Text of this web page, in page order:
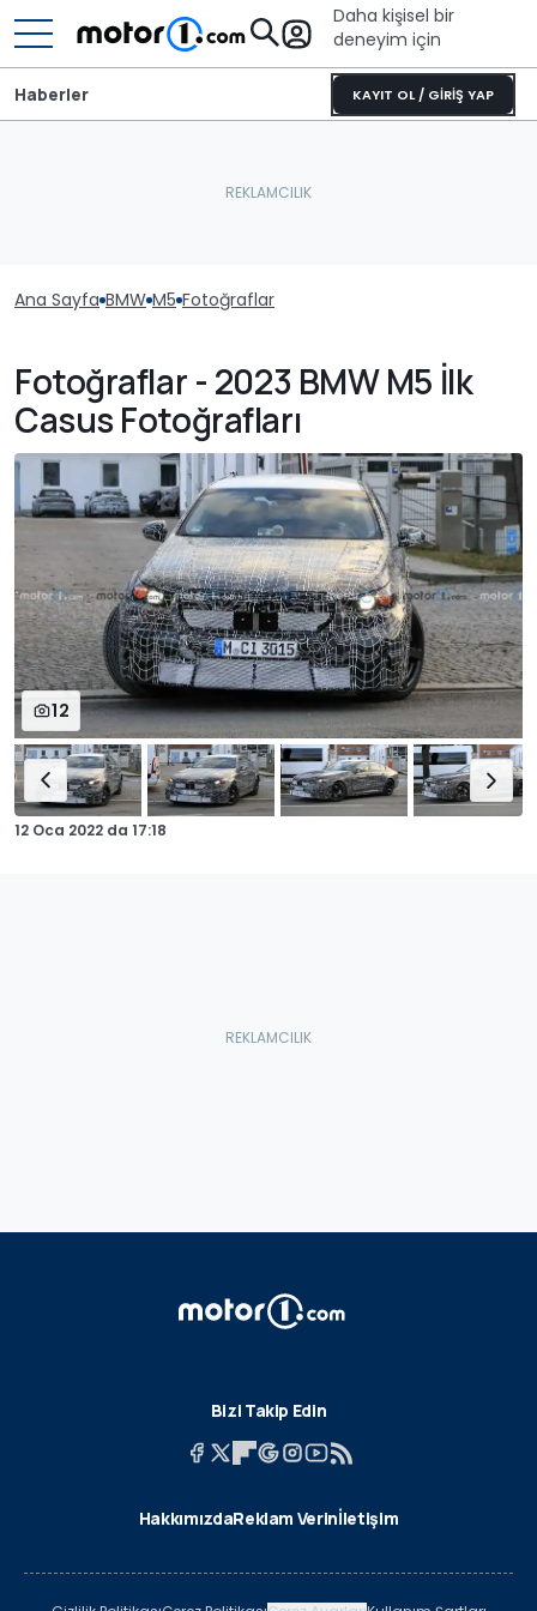
Daha kişisel bir
deneyim için
KAYIT OL / GİRİŞ YAP
Haberler
Ana Sayfa BMW M5 Fotoğraflar
Fotoğraflar - 2023 BMW M5 İlk
Casus Fotoğrafları
12
12 Oca 2022 da 17:18
Bizi Takip Edin
HakkımızdaReklam Verinİletişim